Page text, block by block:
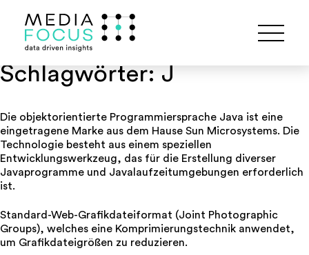
Schlagwörter:J
Die objektorientierte Programmiersprache Java ist eine
eingetragene Marke aus dem Hause Sun Microsystems. Die
Technologie besteht aus einem speziellen
Entwicklungswerkzeug, das für die Erstellung diverser
Javaprogramme und Javalaufzeitumgebungen erforderlich
ist.
Standard-Web-Grafikdateiformat (Joint Photographic
Groups), welches eine Komprimierungstechnik anwendet,
um Grafikdateigrößen zu reduzieren.